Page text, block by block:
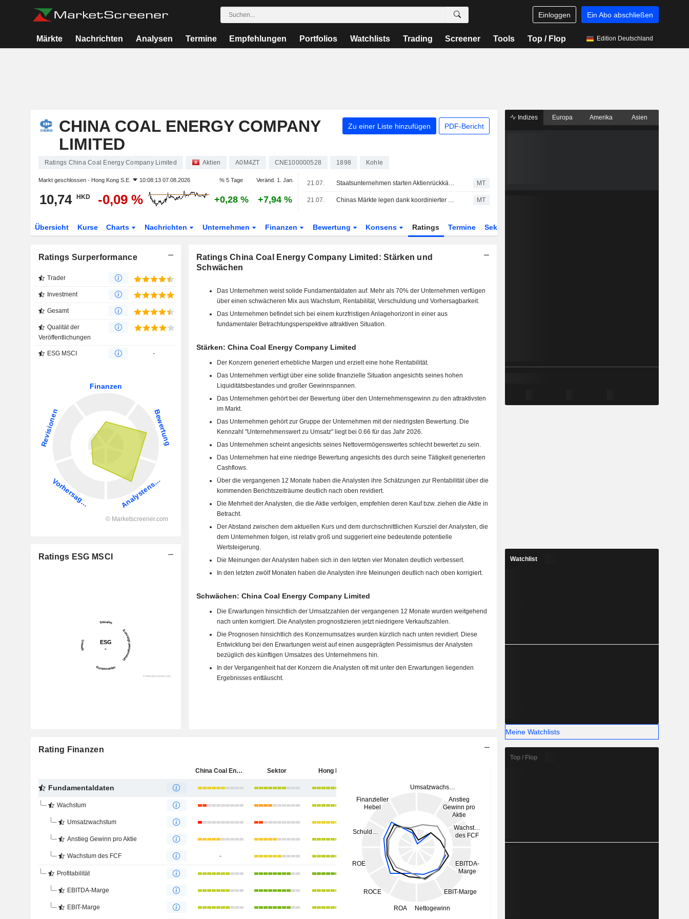
Einloggen Ein Abo abschließen
Märkte Nachrichten Analysen Termine Empfehlungen Portfolios Watchlists Trading Screener Tools Top / Flop Edition Deutschland
CHINA COAL ENERGY COMPANY
LIMITED
Zu einer Liste hinzufügen PDF-Bericht
Ratings China Coal Energy Company Limited Aktien A0M4ZT CNE100000528 1898 Kohle
Markt geschlossen - Hong Kong S.E. 10:08:13 07.08.2026 % 5 Tage Veränd. 1. Jan.
10,74 HKD -0,09 % +0,28 % +7,94 %
21.07. Staatsunternehmen starten Aktienrückkäufe und Dividendenzusagen zur Stärkung des Vertrauens in den Kapitalmarkt MT
21.07. Chinas Märkte legen dank koordinierter Maßnahmen staatlicher Unternehmen zu MT
Übersicht Kurse Charts Nachrichten Unternehmen Finanzen Bewertung Konsens Ratings Termine Sektor
Ratings Surperformance
Trader
Investment
Gesamt
Qualität der
Veröffentlichungen
ESG MSCI -
Ratings ESG MSCI
Ratings China Coal Energy Company Limited: Stärken und
Schwächen
Das Unternehmen weist solide Fundamentaldaten auf. Mehr als 70% der Unternehmen verfügen
über einen schwächeren Mix aus Wachstum, Rentabilität, Verschuldung und Vorhersagbarkeit.
Das Unternehmen befindet sich bei einem kurzfristigen Anlagehorizont in einer aus
fundamentaler Betrachtungsperspektive attraktiven Situation.
Stärken: China Coal Energy Company Limited
Der Konzern generiert erhebliche Margen und erzielt eine hohe Rentabilität.
Das Unternehmen verfügt über eine solide finanzielle Situation angesichts seines hohen
Liquiditätsbestandes und großer Gewinnspannen.
Das Unternehmen gehört bei der Bewertung über den Unternehmensgewinn zu den attraktivsten
im Markt.
Das Unternehmen gehört zur Gruppe der Unternehmen mit der niedrigsten Bewertung. Die
Kennzahl "Unternehmenswert zu Umsatz" liegt bei 0.66 für das Jahr 2026.
Das Unternehmen scheint angesichts seines Nettovermögenswertes schlecht bewertet zu sein.
Das Unternehmen hat eine niedrige Bewertung angesichts des durch seine Tätigkeit generierten
Cashflows.
Über die vergangenen 12 Monate haben die Analysten ihre Schätzungen zur Rentabilität über die
kommenden Berichtszeiträume deutlich nach oben revidiert.
Die Mehrheit der Analysten, die die Aktie verfolgen, empfehlen deren Kauf bzw. ziehen die Aktie in
Betracht.
Der Abstand zwischen dem aktuellen Kurs und dem durchschnittlichen Kursziel der Analysten, die
dem Unternehmen folgen, ist relativ groß und suggeriert eine bedeutende potentielle
Wertsteigerung.
Die Meinungen der Analysten haben sich in den letzten vier Monaten deutlich verbessert.
In den letzten zwölf Monaten haben die Analysten ihre Meinungen deutlich nach oben korrigiert.
Schwächen: China Coal Energy Company Limited
Die Erwartungen hinsichtlich der Umsatzzahlen der vergangenen 12 Monate wurden weitgehend
nach unten korrigiert. Die Analysten prognostizieren jetzt niedrigere Verkaufszahlen.
Die Prognosen hinsichtlich des Konzernumsatzes wurden kürzlich nach unten revidiert. Diese
Entwicklung bei den Erwartungen weist auf einen ausgeprägten Pessimismus der Analysten
bezüglich des künftigen Umsatzes des Unternehmens hin.
In der Vergangenheit hat der Konzern die Analysten oft mit unter den Erwartungen liegenden
Ergebnisses enttäuscht.
Rating Finanzen
China Coal Energy Company Limited Sektor Hong Kong
Fundamentaldaten
Wachstum
Umsatzwachstum
Anstieg Gewinn pro Aktie
Wachstum des FCF -
Profitabilität
EBITDA-Marge
EBIT-Marge
Indizes Europa Amerika Asien
Watchlist
Meine Watchlists
Top / Flop